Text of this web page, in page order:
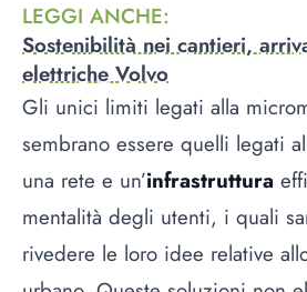
LEGGI ANCHE:
Sostenibilità nei cantieri,
elettriche Volvo
Gli unici limiti legati alla
sembrano essere quelli legati
una rete e un’infrastruttura
mentalità degli utenti, i quali
rivedere le loro idee relative